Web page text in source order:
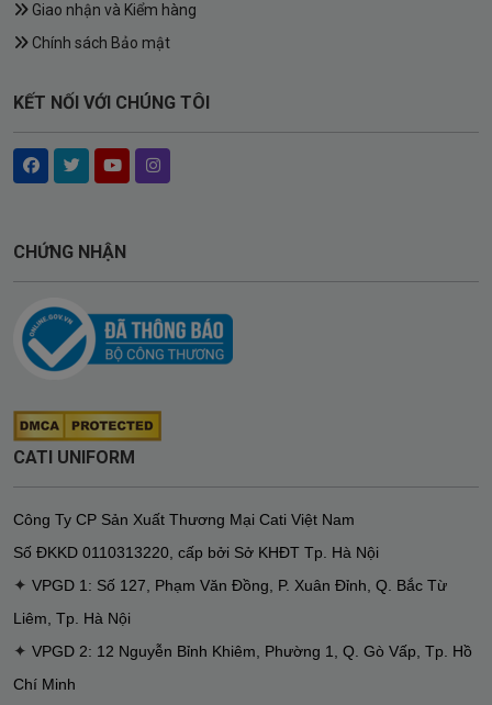
Giao nhận và Kiểm hàng
Chính sách Bảo mật
KẾT NỐI VỚI CHÚNG TÔI
CHỨNG NHẬN
CATI UNIFORM
Công Ty CP Sản Xuất Thương Mại Cati Việt Nam
Số ĐKKD 0110313220 cấp bởi Sở KHĐT Tp. Hà Nội
✦ VPGD 1: Số 127, Phạm Văn Đồng, P. Xuân Đỉnh, Q. Bắc Từ
Liêm, Tp. Hà Nội
✦ VPGD 2: 12 Nguyễn Bỉnh Khiêm, Phường 1, Q. Gò Vấp, Tp. Hồ
Chí Minh